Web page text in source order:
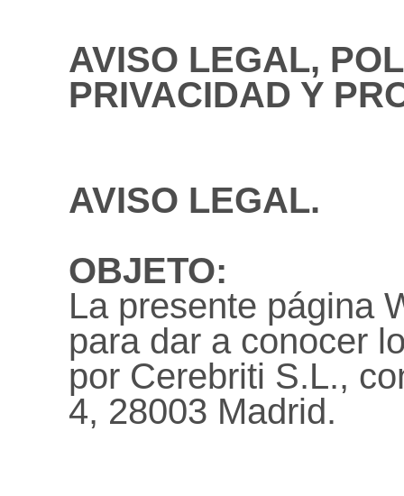
AVISO LEGAL,
PRIVACIDAD Y
AVISO LEGAL.
OBJETO:
La presente página
para dar a conocer
por Cerebriti S.L.,
4, 28003